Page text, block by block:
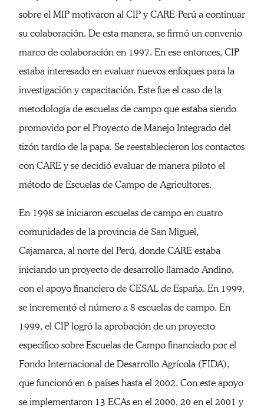
sobre el MIP motivaron al CIP y CARE-Perú a continuar
su colaboración. De esta manera, se firmó un convenio
marco de colaboración en 1997. En ese entonces, CIP
estaba interesado en evaluar nuevos enfoques para la
investigación y capacitación. Este fue el caso de la
metodología de escuelas de campo que estaba siendo
promovido por el Proyecto de Manejo Integrado del
tizón tardío de la papa. Se reestablecieron los contactos
con CARE y se decidió evaluar de manera piloto el
método de Escuelas de Campo de Agricultores.
En 1998 se iniciaron escuelas de campo en cuatro
comunidades de la provincia de San Miguel,
Cajamarca, al norte del Perú, donde CARE estaba
iniciando un proyecto de desarrollo llamado Andino,
con el apoyo financiero de CESAL de España. En 1999,
se incrementó el número a 8 escuelas de campo. En
1999, el CIP logró la aprobación de un proyecto
específico sobre Escuelas de Campo financiado por el
Fondo Internacional de Desarrollo Agrícola (FIDA),
que funcionó en 6 países hasta el 2002. Con este apoyo
se implementaron 13 ECAs en el 2000, 20 en el 2001 y